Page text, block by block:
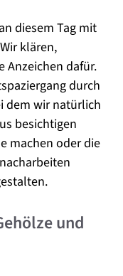
diesem Tag mit
klären,
Anzeichen dafür.
durch
dem wir natürlich
besichtigen
machen oder die
und